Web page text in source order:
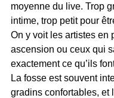
moyenne du live. Trop
intime, trop petit pour
On y voit les artistes en
ascension ou ceux qui
exactement ce qu’ils
La fosse est souvent
gradins confortables, et